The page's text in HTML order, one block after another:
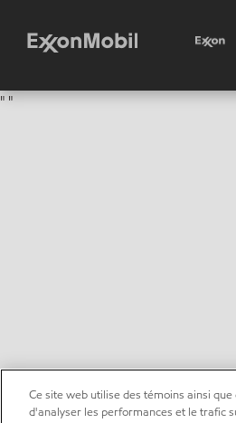
Ce site web utilise des témoins ainsi
d'analyser les performances et le trafic
""